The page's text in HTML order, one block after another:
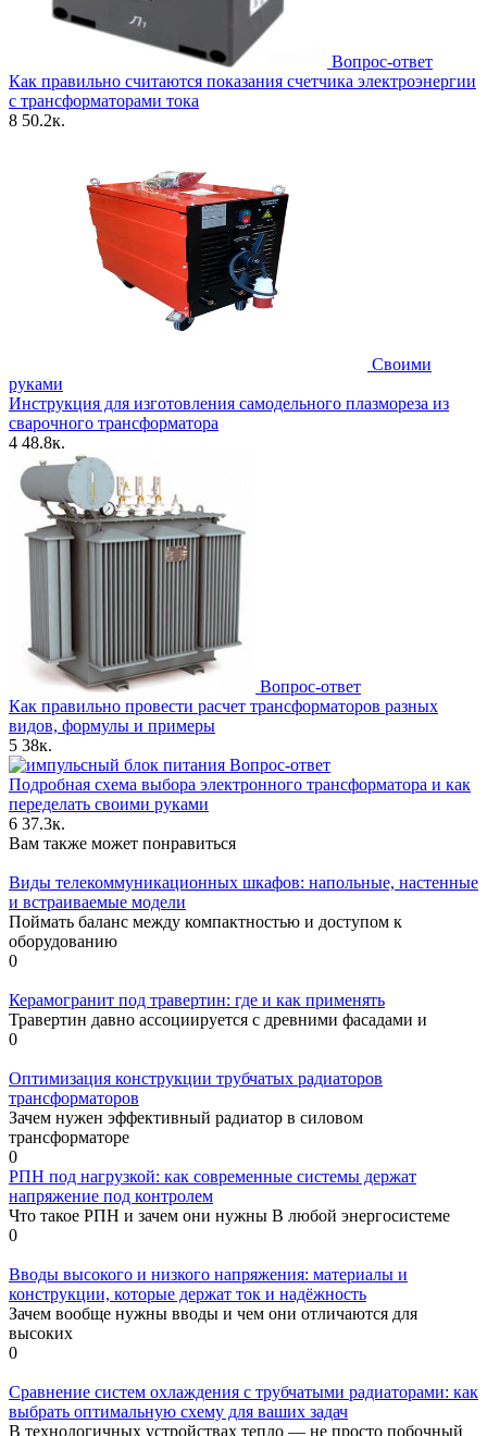
Вопрос-ответ
Как правильно считаются показания счетчика электроэнергии
с трансформаторами тока
8 50.2к.
Своими
руками
Инструкция для изготовления самодельного плазмореза из
сварочного трансформатора
4 48.8к.
Вопрос-ответ
Как правильно провести расчет трансформаторов разных
видов, формулы и примеры
5 38к.
Вопрос-ответ
Подробная схема выбора электронного трансформатора и как
переделать своими руками
6 37.3к.
Вам также может понравиться
Виды телекоммуникационных шкафов: напольные, настенные
и встраиваемые модели
Поймать баланс между компактностью и доступом к
оборудованию
0
Керамогранит под травертин: где и как применять
Травертин давно ассоциируется с древними фасадами и
0
Оптимизация конструкции трубчатых радиаторов
трансформаторов
Зачем нужен эффективный радиатор в силовом
трансформаторе
0
РПН под нагрузкой: как современные системы держат
напряжение под контролем
Что такое РПН и зачем они нужны В любой энергосистеме
0
Вводы высокого и низкого напряжения: материалы и
конструкции, которые держат ток и надёжность
Зачем вообще нужны вводы и чем они отличаются для
высоких
0
Сравнение систем охлаждения с трубчатыми радиаторами: как
выбрать оптимальную схему для ваших задач
В технологичных устройствах тепло — не просто побочный